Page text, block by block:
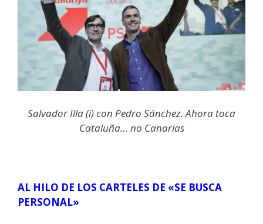
Salvador Illa (i) con Pedro Sánchez. Ahora toca
Cataluña… no Canarias
AL HILO DE LOS CARTELES DE «SE BUSCA
PERSONAL»